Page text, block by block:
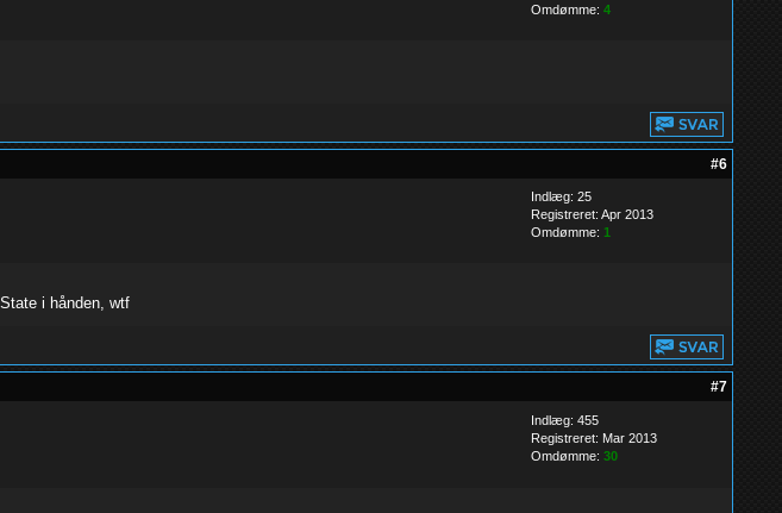
Omdømme: 4
#6
Indlæg: 25
Registreret: Apr 2013
Omdømme: 1
i hånden, wtf
#7
Indlæg: 455
Registreret: Mar 2013
Omdømme: 30